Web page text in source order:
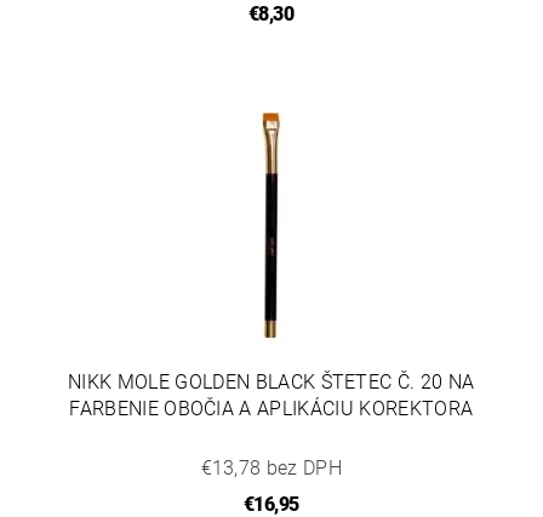
€8,30
NIKK MOLE GOLDEN BLACK ŠTETEC Č. 20 NA
FARBENIE OBOČIA A APLIKÁCIU KOREKTORA
€13,78 bez DPH
€16,95